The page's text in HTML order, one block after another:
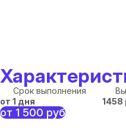
Срок выполнения
от 1 дня
1458
от 1 500 руб